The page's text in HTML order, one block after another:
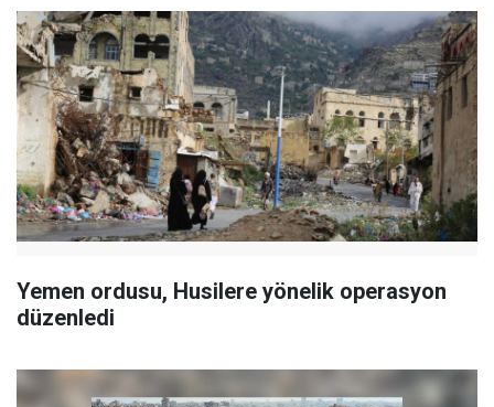
Yemen ordusu, Husilere yönelik operasyon
düzenledi